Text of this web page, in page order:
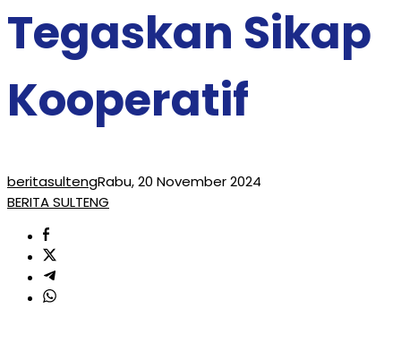
Tegaskan Sikap
Kooperatif
beritasultengRabu, 20 November 2024
BERITA SULTENG